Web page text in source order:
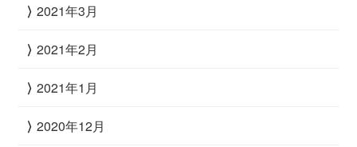
2021年3月
2021年2月
2021年1月
2020年12月